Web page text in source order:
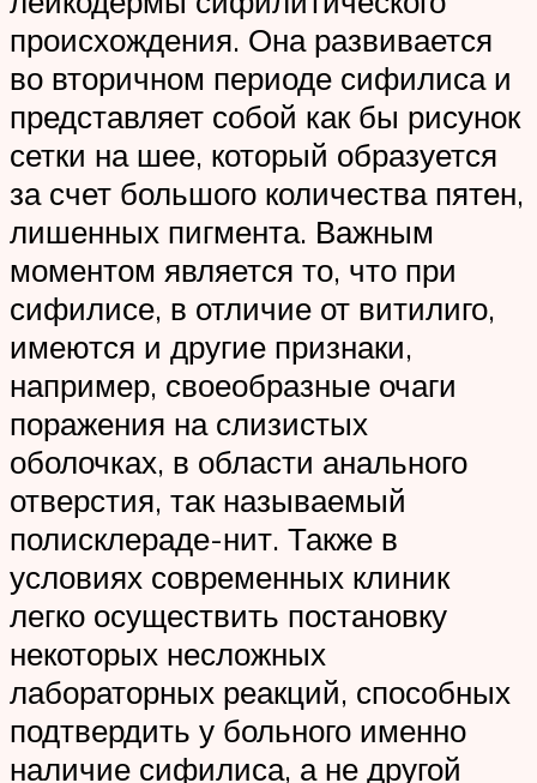
происхождения. Она развивается
во вторичном периоде сифилиса и
представляет собой как бы рисунок
сетки на шее, который образуется
за счет большого количества пятен,
лишенных пигмента. Важным
моментом является то, что при
сифилисе, в отличие от витилиго,
имеются и другие признаки,
например, своеобразные очаги
поражения на слизистых
оболочках, в области анального
отверстия, так называемый
полисклераде-нит. Также в
условиях современных клиник
легко осуществить постановку
некоторых несложных
лабораторных реакций, способных
подтвердить у больного именно
наличие сифилиса, а не другой